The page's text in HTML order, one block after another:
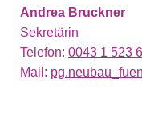
Andrea Bruckner
Sekretärin
Telefon: 0043 1 523
Mail: